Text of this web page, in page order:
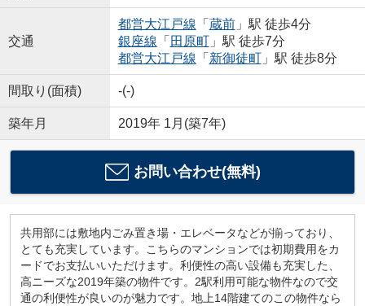
交通
都営大江戸線 「 蔵前」駅 徒歩4分
銀座線 「 田原町」駅 徒歩7分
都営大江戸線 「 新御徒町」駅 徒歩8分
間取り(面積) -(-)
築年月 2019年 1月(築7年)
お問い合わせ(無料)
共用部には敷地内ごみ置き場・エレベータなどが揃っており、
とても充実しています。こちらのマンションでは初期費用をカ
ードでお支払いいただけます。利便性の高い設備も充実した、
高ニーズな2019年築の物件です。2駅利用可能な物件なので交
通の利便性が良いのが魅力です。地上14階建てのこの物件なら